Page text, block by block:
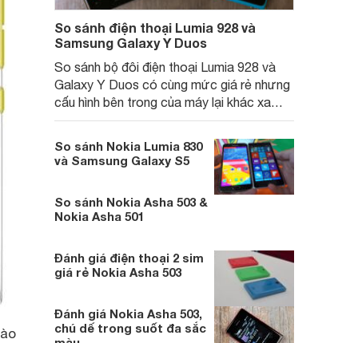
So sánh điện thoại Lumia 928 và
Samsung Galaxy Y Duos
So sánh bộ đôi điện thoại Lumia 928 và
Galaxy Y Duos có cùng mức giá rẻ nhưng
cấu hình bên trong của máy lại khác xa
nhau. Lumia 928 có thể làm hài lòng người
dùng với mức giá rẻ còn về phần Galaxy Y
Duos lại không làm được điều này.
So sánh Nokia Lumia 830
và Samsung Galaxy S5
So sánh Nokia Asha 503 &
Nokia Asha 501
Đánh giá điện thoại 2 sim
giá rẻ Nokia Asha 503
Đánh giá Nokia Asha 503,
chú dế trong suốt đa sắc